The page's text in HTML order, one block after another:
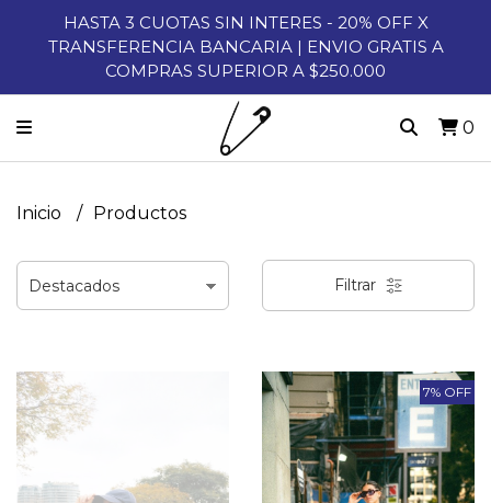
HASTA 3 CUOTAS SIN INTERES - 20% OFF X
TRANSFERENCIA BANCARIA | ENVIO GRATIS A
COMPRAS SUPERIOR A $250.000
0
Inicio Productos
Filtrar
7% OFF